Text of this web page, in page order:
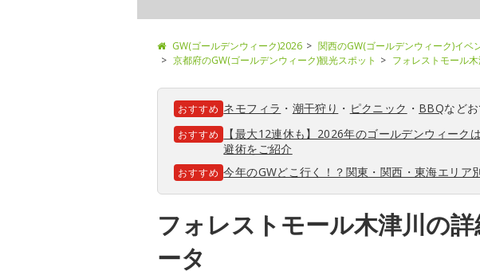
GW(ゴールデンウィーク)2026 関西のGW(ゴールデンウィーク)イベ
京都府のGW(ゴールデンウィーク)観光スポット
フォレストモール
おすすめ ネモフィラ ・ 潮干狩り ・ ピクニック ・ BBQなど
おすすめ
【最大12連休も】2026年のゴールデンウィーク
避術をご紹介
おすすめ 今年のGWどこ行く！？関東・関西・東海エリア
フォレストモール木津川の
ータ